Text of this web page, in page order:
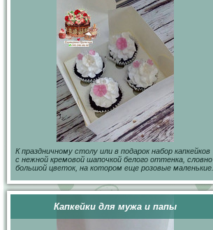
К праздничному столу или в подарок набор капкейков
с нежной кремовой шапочкой белого оттенка, словно
большой цветок, на котором еще розовые маленькие.
Капкейки для мужа и папы